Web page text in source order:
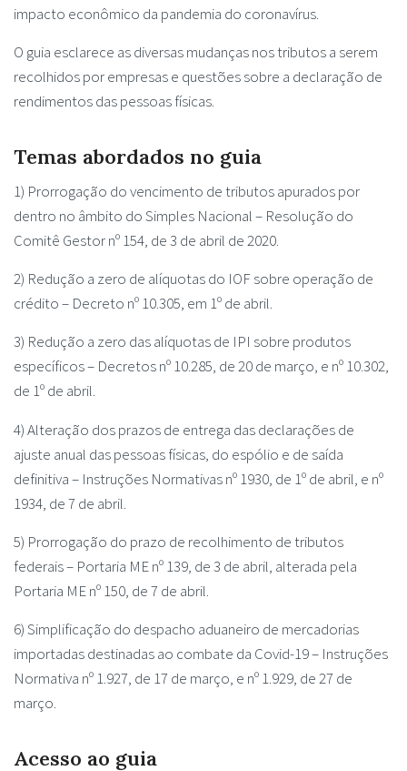
impacto econômico da pandemia do coronavírus.
O guia esclarece as diversas mudanças nos tributos a serem
recolhidos por empresas e questões sobre a declaração de
rendimentos das pessoas físicas.
Temas abordados no guia
1) Prorrogação do vencimento de tributos apurados por
dentro no âmbito do Simples Nacional – Resolução do
Comitê Gestor nº 154, de 3 de abril de 2020.
2) Redução a zero de alíquotas do IOF sobre operação de
crédito – Decreto nº 10.305, em 1º de abril.
3) Redução a zero das alíquotas de IPI sobre produtos
específicos – Decretos nº 10.285, de 20 de março, e nº 10.302,
de 1º de abril.
4) Alteração dos prazos de entrega das declarações de
ajuste anual das pessoas físicas, do espólio e de saída
definitiva – Instruções Normativas nº 1930, de 1º de abril, e nº
1934, de 7 de abril.
5) Prorrogação do prazo de recolhimento de tributos
federais – Portaria ME nº 139, de 3 de abril, alterada pela
Portaria ME nº 150, de 7 de abril.
6) Simplificação do despacho aduaneiro de mercadorias
importadas destinadas ao combate da Covid-19 – Instruções
Normativa nº 1.927, de 17 de março, e nº 1.929, de 27 de
março.
Acesso ao guia